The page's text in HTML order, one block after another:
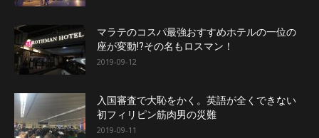
マラテのコスパ最強おすすめホテルの一位の
座が変動!?その名もロスマン！
2019-09-12
入国審査で大恥をかく。英語が全くできない
初フィリピン筋肉男の災難
2019-09-11